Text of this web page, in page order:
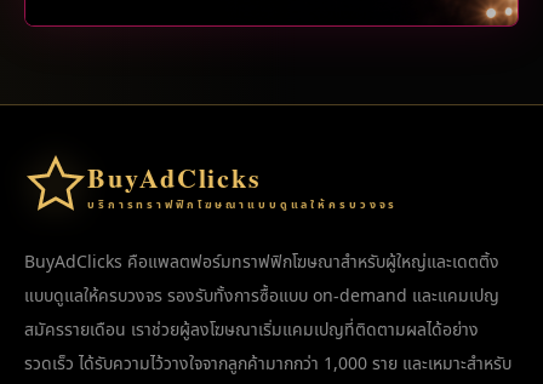
BuyAdClicks
บริการทราฟฟิกโฆษณาแบบดูแลให้ครบวงจร
BuyAdClicks คือแพลตฟอร์มทราฟฟิกโฆษณาสำหรับผู้ใหญ่และเดตติ้ง
แบบดูแลให้ครบวงจร รองรับทั้งการซื้อแบบ on-demand และแคมเปญ
สมัครรายเดือน เราช่วยผู้ลงโฆษณาเริ่มแคมเปญที่ติดตามผลได้อย่าง
รวดเร็ว ได้รับความไว้วางใจจากลูกค้ามากกว่า 1,000 ราย และเหมาะสำหรับ